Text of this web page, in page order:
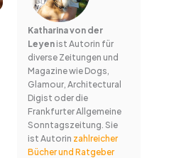
Katharina von der
Leyenist Autorin für
diverse Zeitungen und
Magazine wie Dogs,
Glamour, Architectural
Digist oder die
Frankfurter Allgemeine
Sonntagszeitung. Sie
ist Autorin zahlreicher
Bücher und Ratgeber